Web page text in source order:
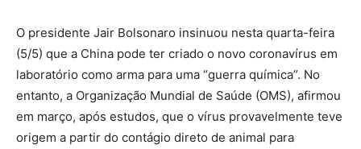
O presidente Jair Bolsonaro insinuou nesta quarta-feira
(5/5) que a China pode ter criado o novo coronavírus em
laboratório como arma para uma “guerra química”. No
entanto, a Organização Mundial de Saúde (OMS), afirmou
em março, após estudos, que o vírus provavelmente teve
origem a partir do contágio direto de animal para